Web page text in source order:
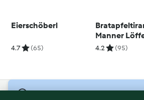
Eierschöberl
4.7 (65)
Manner
4.2 (95)